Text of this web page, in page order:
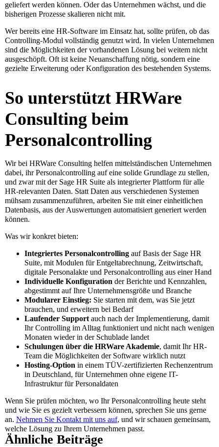
geliefert werden können. Oder das Unternehmen wächst, und die
bisherigen Prozesse skalieren nicht mit.
Wer bereits eine HR-Software im Einsatz hat, sollte prüfen, ob das
Controlling-Modul vollständig genutzt wird. In vielen Unternehmen
sind die Möglichkeiten der vorhandenen Lösung bei weitem nicht
ausgeschöpft. Oft ist keine Neuanschaffung nötig, sondern eine
gezielte Erweiterung oder Konfiguration des bestehenden Systems.
So unterstützt HRWare
Consulting beim
Personalcontrolling
Wir bei HRWare Consulting helfen mittelständischen Unternehmen
dabei, ihr Personalcontrolling auf eine solide Grundlage zu stellen,
und zwar mit der Sage HR Suite als integrierter Plattform für alle
HR-relevanten Daten. Statt Daten aus verschiedenen Systemen
mühsam zusammenzuführen, arbeiten Sie mit einer einheitlichen
Datenbasis, aus der Auswertungen automatisiert generiert werden
können.
Was wir konkret bieten:
Integriertes Personalcontrollingauf Basis der Sage HR
Suite, mit Modulen für Entgeltabrechnung, Zeitwirtschaft,
digitale Personalakte und Personalcontrolling aus einer Hand
Individuelle Konfiguration der Berichte und Kennzahlen,
abgestimmt auf Ihre Unternehmensgröße und Branche
Modularer Einstieg: Sie starten mit dem, was Sie jetzt
brauchen, und erweitern bei Bedarf
Laufender Supportauch nach der Implementierung, damit
Ihr Controlling im Alltag funktioniert und nicht nach wenigen
Monaten wieder in der Schublade landet
Schulungen über die HRWare Akademie, damit Ihr HR-
Team die Möglichkeiten der Software wirklich nutzt
Hosting-Option in einem TÜV-zertifizierten Rechenzentrum
in Deutschland, für Unternehmen ohne eigene IT-
Infrastruktur für Personaldaten
Wenn Sie prüfen möchten, wo Ihr Personalcontrolling heute steht
und wie Sie es gezielt verbessern können, sprechen Sie uns gerne
an. Nehmen Sie Kontakt mit uns auf, und wir schauen gemeinsam,
welche Lösung zu Ihrem Unternehmen passt.
Ähnliche Beiträge